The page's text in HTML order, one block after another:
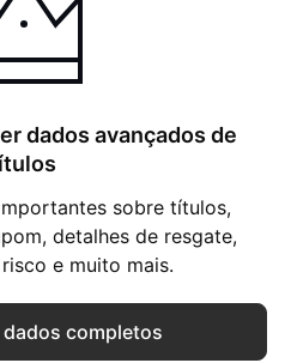
dados avançados de
sobre títulos,
detalhes de resgate,
e muito mais.
completos